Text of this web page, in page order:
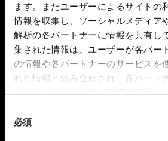
ます。またユーザーによるサイトの
情報を収集し、ソーシャルメディア
解析の各パートナーに情報を共有し
集された情報は、ユーザーが各パー
の情報や各パートナーのサービスを
れた情報と組み合わされ、各パート
必須
大阪府大東市中垣内
3月28日（土）- 3月29
10:30 AM – 4:00 PM
受付時間 10:00 AM –
先着順による受付で、予約は不要で